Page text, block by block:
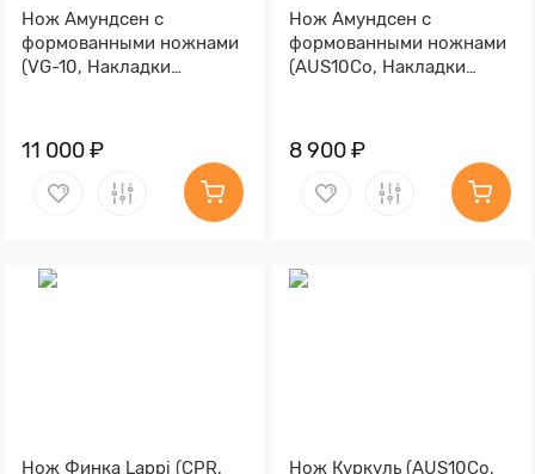
Нож Амундсен с
формованными ножнами
(VG-10, Накладки
11 000 ₽
Нож Амундсен с
формованными ножнами
(AUS10Co, Накладки
клинка)
8 900 ₽
Нож Финка Lappi (CPR, Нож Куркуль (AUS10Co,